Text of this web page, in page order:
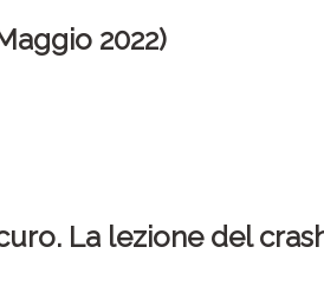
2022)
La lezione del